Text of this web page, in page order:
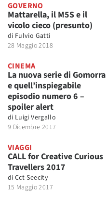
GOVERNO
Mattarella, il M5S e il
vicolo cieco (presunto)
di Fulvio Gatti
28 Maggio 2018
CINEMA
La nuova serie di Gomorra
e quell’inspiegabile
episodio numero 6 –
spoiler alert
di Luigi Vergallo
9 Dicembre 2017
VIAGGI
CALL for Creative Curious
Travellers 2017
di Cct-Seecity
15 Maggio 2017